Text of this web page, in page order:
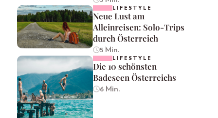
LIFESTYLE
Neue Lust am
Alleinreisen: Solo-Trips
durch Österreich
5 Min.
LIFESTYLE
Die 10 schönsten
Badeseen Österreichs
6 Min.